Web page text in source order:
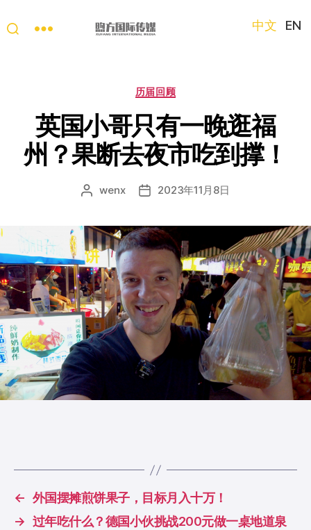
只
眼
看
中
国”
国
短
频
大
赛
中文 EN
分
历届回顾
英国小哥只有一晚逛福
州？果断去夜市吃到撑！
文
者
wenx
发
期
2023年11月8日
← 外国摆摊煎饼果子，目标月入十万！
→ 过年吃什么？德国小伙挑战200元做一桌地道泉